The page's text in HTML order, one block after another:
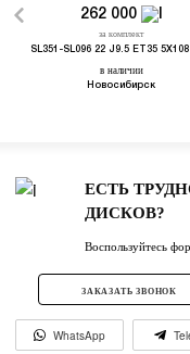
262 000
за комплект
SL351-SL096 22 J9.5 ET35
в наличии
Новосибирск
ЕСТЬ
ДИСКОВ?
Воспользуйтесь
ЗАКАЗАТЬ ЗВОНОК
WhatsApp